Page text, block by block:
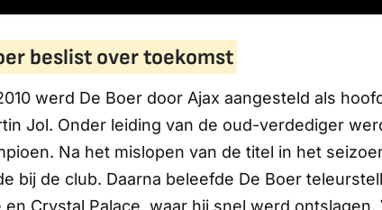
beslist over toekomst
werd De Boer door Ajax aangesteld als
Jol. Onder leiding van de oud-verdediger
Na het mislopen van de titel in het
bij de club. Daarna beleefde De Boer
en Crystal Palace, waar hij snel werd